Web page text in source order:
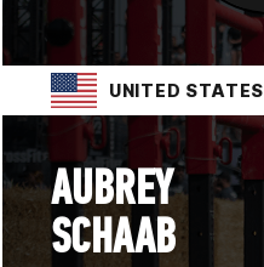
UNITED STATES
AUBREY
SCHAAB